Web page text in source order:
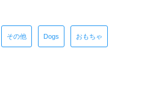
その他 Dogs おもちゃ